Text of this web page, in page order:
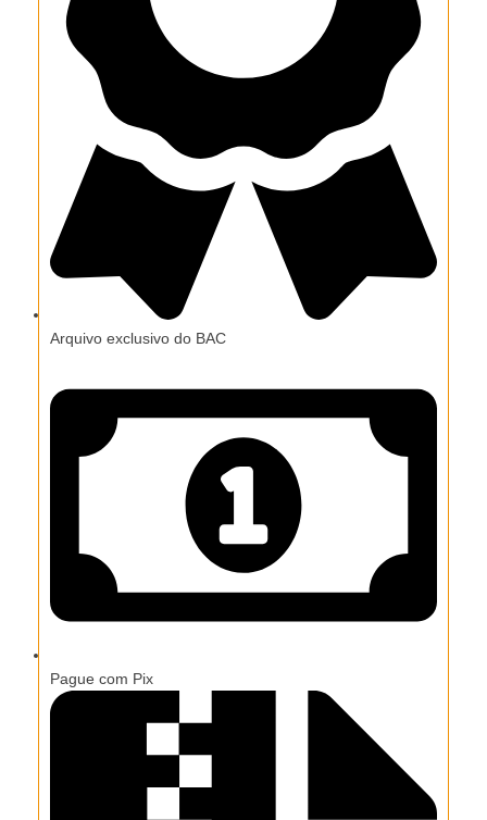
Arquivo exclusivo do BAC
Pague com Pix